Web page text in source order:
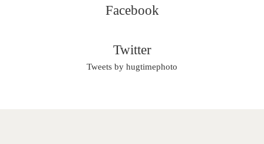
Facebook
Twitter
Tweets by hugtimephoto